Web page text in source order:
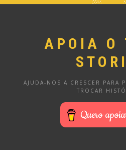
APOIA O
AJUDA-NOS A CRESCER PARA
TROCAR